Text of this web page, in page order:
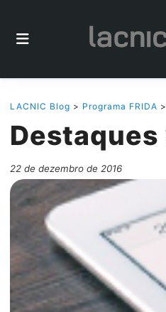
LACNIC Blog > Programa FRIDA
Destaques
22 de dezembro de 2016